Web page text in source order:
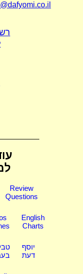
Review
Questions
English
Charts
יוסף
דעת